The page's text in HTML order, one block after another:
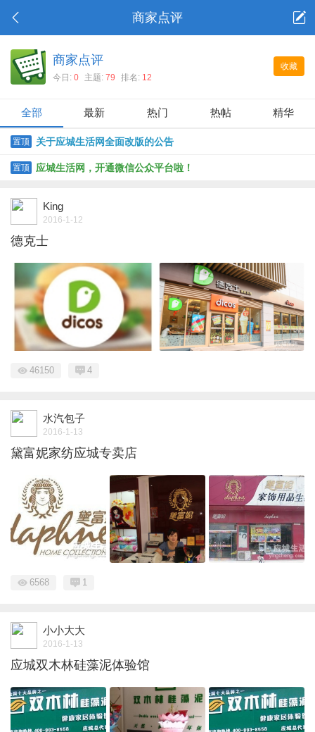
商家点评
收藏
商家点评
今日: 0 主题: 79 排名: 12
全部 最新 热门 热帖 精华
置顶 关于应城生活网全面改版的公告
置顶 应城生活网，开通微信公众平台啦！
King
2016-1-12
德克士
46150 4
水汽包子
2016-1-13
黛富妮家纺应城专卖店
6568 1
小小大大
2016-1-13
应城双木林硅藻泥体验馆